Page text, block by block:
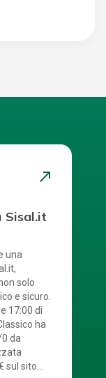
north_east
Sisal.it
una
solo
e sicuro.
17:00 di
ha
da
sul sito